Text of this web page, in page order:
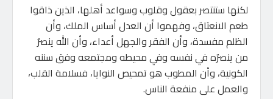
لكنها ستنتصر بعقول وقلوب وسواعد أهلها، الذين ذاقوا
طعم الانعتاق، وفهموا أن العدل أساس الملك، وأن
الظلم مفسدة، وأن الفقر والجهل أعداء، وأن الله ينصرٌ
من ينصرٌه في نفسه وفي محيطه ومجتمعه وفق سننه
الكونية، وأن المطوب هو تمحيص النوايا، فسلامة القلب،
والعمل على منفعة الناس.